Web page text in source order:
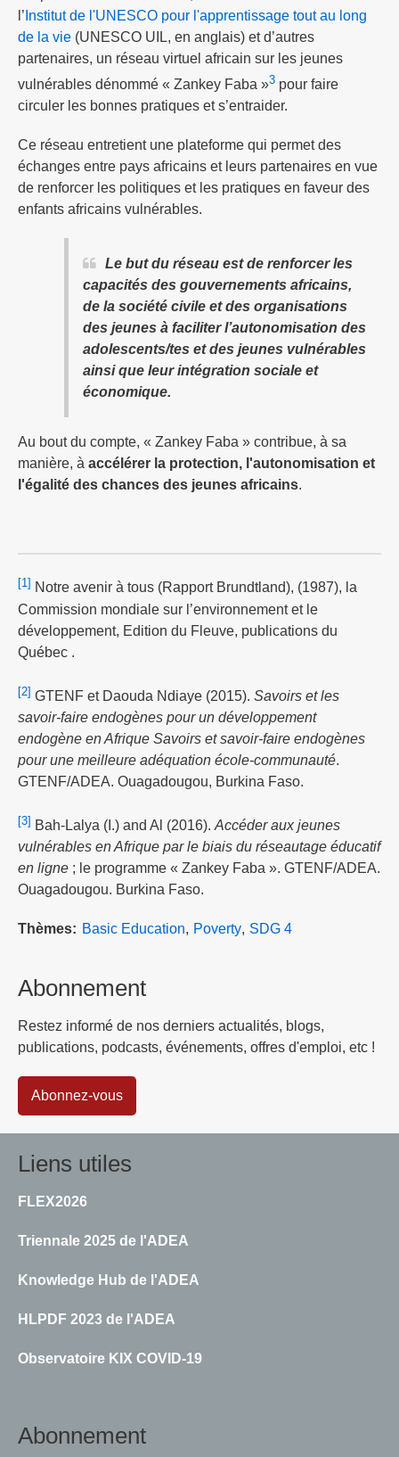
l’ Institut de l'UNESCO pour l'apprentissage tout au long
de la vie (UNESCO UIL, en anglais) et d’autres
partenaires, un réseau virtuel africain sur les jeunes
vulnérables dénommé « Zankey Faba »3 pour faire
circuler les bonnes pratiques et s’entraider.
Ce réseau entretient une plateforme qui permet des
échanges entre pays africains et leurs partenaires en vue
de renforcer les politiques et les pratiques en faveur des
enfants africains vulnérables.
Le but du réseau est de renforcer les
capacités des gouvernements africains,
de la société civile et des organisations
des jeunes à faciliter l’autonomisation des
adolescents/tes et des jeunes vulnérables
ainsi que leur intégration sociale et
économique.
Au bout du compte, « Zankey Faba » contribue, à sa
manière, à accélérer la protection, l'autonomisation et
l'égalité des chances des jeunes africains.
[1] Notre avenir à tous (Rapport Brundtland), (1987), la
Commission mondiale sur l’environnement et le
développement, Edition du Fleuve, publications du
Québec .
[2] GTENF et Daouda Ndiaye (2015). Savoirs et les
savoir-faire endogènes pour un développement
endogène en Afrique Savoirs et savoir-faire endogènes
pour une meilleure adéquation école-communauté.
GTENF/ADEA. Ouagadougou, Burkina Faso.
[3] Bah-Lalya (I.) and Al (2016). Accéder aux jeunes
vulnérables en Afrique par le biais du réseautage éducatif
en ligne ; le programme « Zankey Faba ». GTENF/ADEA.
Ouagadougou. Burkina Faso.
Thèmes Basic Education Poverty SDG 4
Abonnement
Restez informé de nos derniers actualités, blogs,
publications, podcasts, événements, offres d'emploi, etc !
Abonnez-vous
Liens utiles
FLEX2026
Triennale 2025 de l'ADEA
Knowledge Hub de l'ADEA
HLPDF 2023 de l'ADEA
Observatoire KIX COVID-19
Abonnement